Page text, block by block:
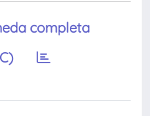
completa